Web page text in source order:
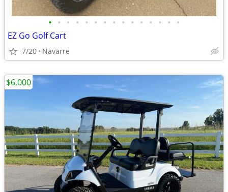
• • • • • • • • • • • • • • •
EZ Go Golf Cart
7/20 Navarre
$6,000